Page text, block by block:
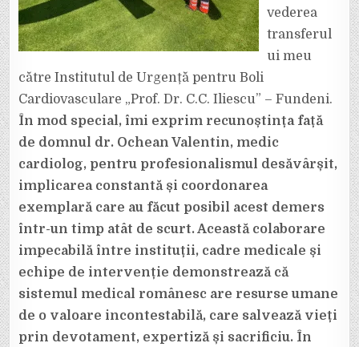
vederea
transferul
ui meu
către Institutul de Urgență pentru Boli
Cardiovasculare „Prof. Dr. C.C. Iliescu” – Fundeni.
În mod special, îmi exprim recunoștința față
de domnul dr. Ochean Valentin, medic
cardiolog, pentru profesionalismul desăvârșit,
implicarea constantă și coordonarea
exemplară care au făcut posibil acest demers
într-un timp atât de scurt. Această colaborare
impecabilă între instituții, cadre medicale și
echipe de intervenție demonstrează că
sistemul medical românesc are resurse umane
de o valoare incontestabilă, care salvează vieți
prin devotament, expertiză și sacrificiu. În